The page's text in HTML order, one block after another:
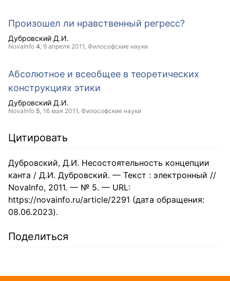
Произошел ли нравственный регресс?
Дубровский Д.И.
NovaInfo 4, 9 апреля 2011, Философские науки
Абсолютное и всеобщее в теоретических
конструкциях этики
Дубровский Д.И.
NovaInfo 5, 16 мая 2011, Философские науки
Цитировать
Дубровский, Д.И. Несостоятельность концепции
канта / Д.И. Дубровский. — Текст : электронный //
NovaInfo, 2011. — № 5. — URL:
https://novainfo.ru/article/2291 (дата обращения:
08.06.2023).
Поделиться